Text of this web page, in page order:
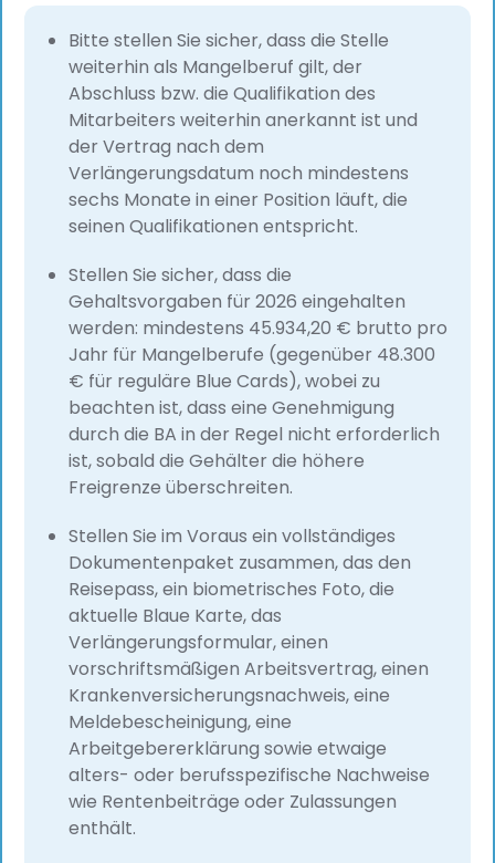
Bitte stellen Sie sicher, dass die Stelle
weiterhin als Mangelberuf gilt, der
Abschluss bzw. die Qualifikation des
Mitarbeiters weiterhin anerkannt ist und
der Vertrag nach dem
Verlängerungsdatum noch mindestens
sechs Monate in einer Position läuft, die
seinen Qualifikationen entspricht.
Stellen Sie sicher, dass die
Gehaltsvorgaben für 2026 eingehalten
werden: mindestens 45.934,20 € brutto pro
Jahr für Mangelberufe (gegenüber 48.300
€ für reguläre Blue Cards), wobei zu
beachten ist, dass eine Genehmigung
durch die BA in der Regel nicht erforderlich
ist, sobald die Gehälter die höhere
Freigrenze überschreiten.
Stellen Sie im Voraus ein vollständiges
Dokumentenpaket zusammen, das den
Reisepass, ein biometrisches Foto, die
aktuelle Blaue Karte, das
Verlängerungsformular, einen
vorschriftsmäßigen Arbeitsvertrag, einen
Krankenversicherungsnachweis, eine
Meldebescheinigung, eine
Arbeitgebererklärung sowie etwaige
alters- oder berufsspezifische Nachweise
wie Rentenbeiträge oder Zulassungen
enthält.